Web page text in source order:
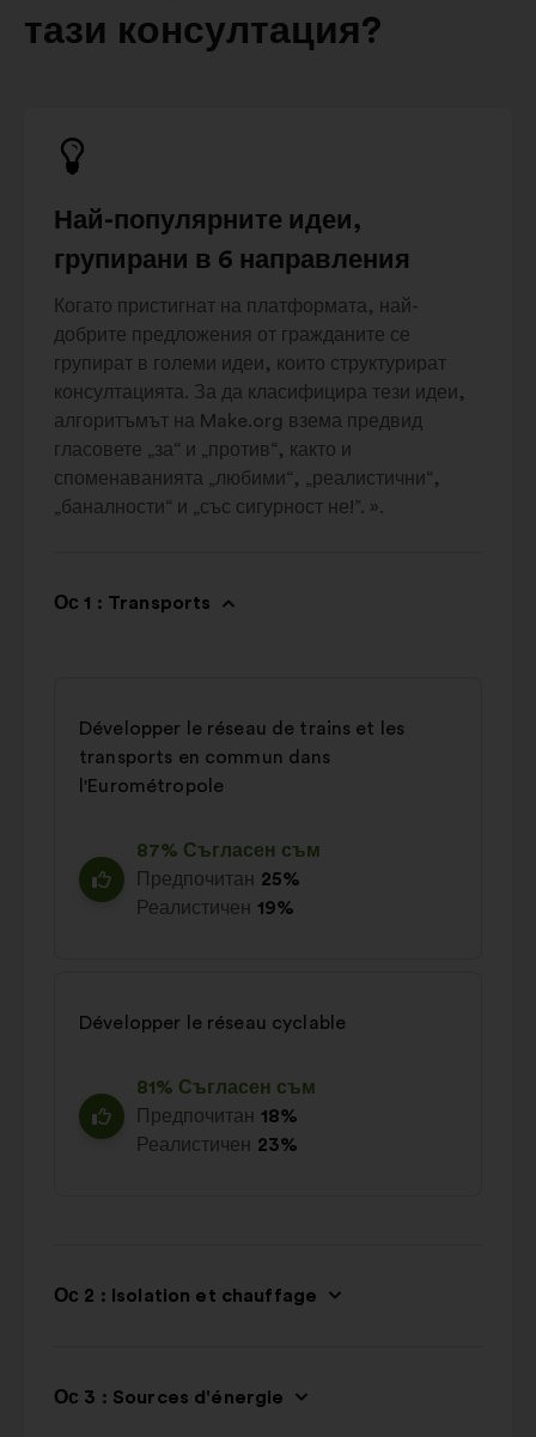
тази консултация?
Най-популярните идеи,
групирани в 6 направления
Когато пристигнат на платформата, най-
добрите предложения от гражданите се
групират в големи идеи, които структурират
консултацията. За да класифицира тези идеи,
алгоритъмът на Make.org взема предвид
гласовете „за“ и „против“, както и
споменаванията „любими“, „реалистични“,
„баналности“ и „със сигурност не!”. ».
Ос 1 : Transports
Développer le réseau de trains et les
transports en commun dans
l'Eurométropole
87% Съгласен съм
Предпочитан 25%
Реалистичен 19%
Développer le réseau cyclable
81% Съгласен съм
Предпочитан 18%
Реалистичен 23%
Ос 2 : Isolation et chauffage
Ос 3 : Sources d'énergie